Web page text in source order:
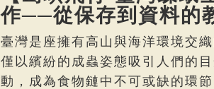
作──從保存到資料的
臺灣是座擁有高山與海洋環境交
僅以繽紛的成蟲姿態吸引人們的
動，成為食物鏈中不可或缺的環